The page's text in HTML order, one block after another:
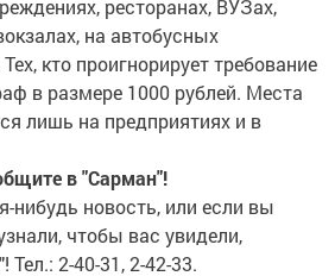
ресторанах, ВУЗах,
на автобусных
кто проигнорирует требование
в размере 1000 рублей. Места
лишь на предприятиях и в
в "Сарман"!
нибудь новость, или если вы
чтобы вас увидели,
2-40-31, 2-42-33.